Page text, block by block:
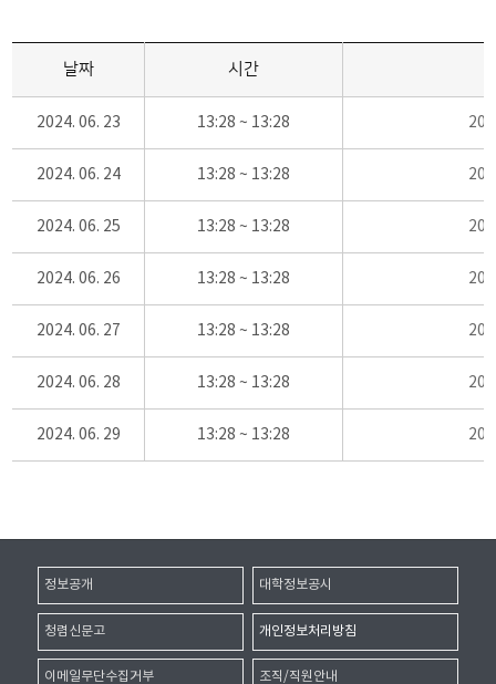
날짜 시간
2024. 06. 23 13:28 ~ 13:28
2024. 06. 24 13:28 ~ 13:28
2024. 06. 25 13:28 ~ 13:28
2024. 06. 26 13:28 ~ 13:28
2024. 06. 27 13:28 ~ 13:28
2024. 06. 28 13:28 ~ 13:28
2024. 06. 29 13:28 ~ 13:28
정보공개 대학정보공시
청렴신문고 개인정보처리방침
이메일무단수집거부 조직/직원안내